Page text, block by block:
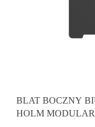
BLAT BOCZNY
HOLM